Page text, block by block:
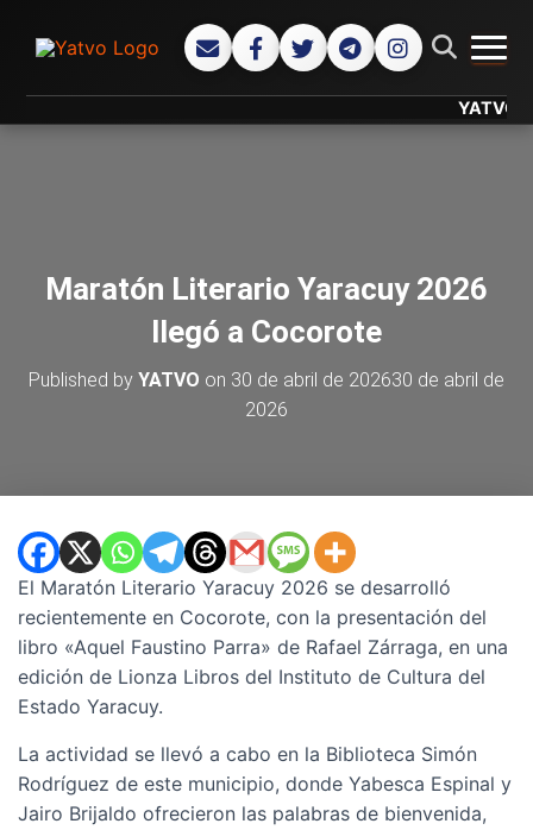
YATVO...
Maratón Literario Yaracuy 2026
llegó a Cocorote
Published by YATVO on 30 de abril de 202630 de abril de
2026
El Maratón Literario Yaracuy 2026 se desarrolló
recientemente en Cocorote, con la presentación del
libro «Aquel Faustino Parra» de Rafael Zárraga, en una
edición de Lionza Libros del Instituto de Cultura del
Estado Yaracuy.
La actividad se llevó a cabo en la Biblioteca Simón
Rodríguez de este municipio, donde Yabesca Espinal y
Jairo Brijaldo ofrecieron las palabras de bienvenida,